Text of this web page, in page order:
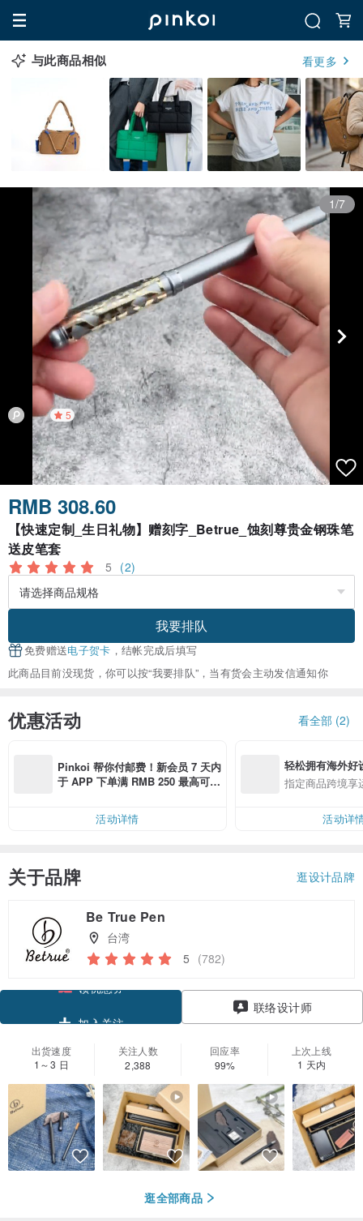
与此商品相似 看更多
1/7
5
RMB 308.60
【快速定制_生日礼物】赠刻字_Betrue_蚀刻尊贵金钢珠笔
送皮笔套
5 (2)
我要排队
免费赠送电子贺卡 ，结帐完成后填写
此商品目前没现货，你可以按“我要排队”，当有货会主动发信通知你
优惠活动 看全部 (2)
Pinkoi 帮你付邮费！新会员 7 天内
于 APP 下单满 RMB 250 最高可折
活动详情
轻松拥有海外好
指定商品跨境享
活动详
关于品牌 逛设计品牌
Be True Pen
台湾
5 (782)
加入关注
联络设计师
出货速度
1～3 日
关注人数
2,388
回应率
99%
上次上线
1 天内
逛全部商品